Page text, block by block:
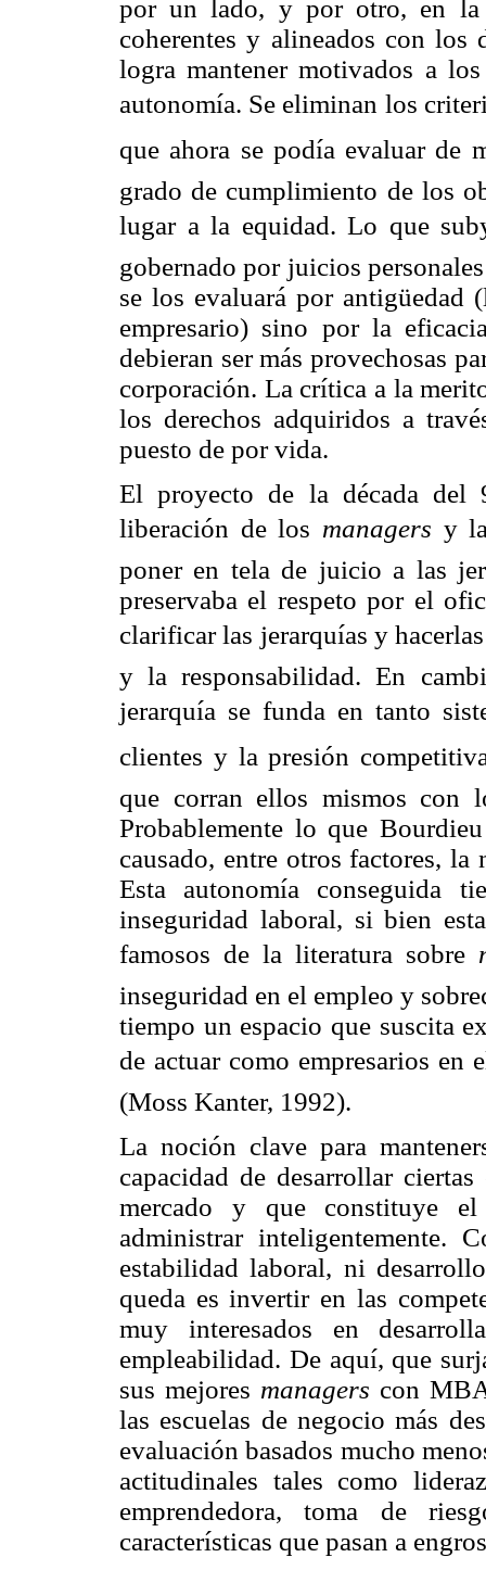
por un lado, y por otro, en la
coherentes y alineados con los
logra mantener motivados a
autonomía. Se eliminan los
que ahora se podía evaluar de
grado de cumplimiento de los
lugar a la equidad. Lo que
gobernado por juicios
se los evaluará por antigüedad
empresario) sino por la
debieran ser más provechosas
corporación. La crítica a la
los derechos adquiridos a
puesto de por vida.
El proyecto de la década
liberación de los managers y
poner en tela de juicio a las
preservaba el respeto por el
clarificar las jerarquías y hacerlas
y la responsabilidad. En
jerarquía se funda en tanto
clientes y la presión
que corran ellos mismos con
Probablemente lo que
causado, entre otros factores,
Esta autonomía conseguida
inseguridad laboral, si bien
famosos de la literatura sobre
inseguridad en el empleo y
tiempo un espacio que suscita
de actuar como empresarios en
(Moss Kanter, 1992).
La noción clave para
capacidad de desarrollar
mercado y que constituye
administrar inteligentemente.
estabilidad laboral, ni
queda es invertir en las
muy interesados en
empleabilidad. De aquí, que
sus mejores managers con
las escuelas de negocio más
evaluación basados mucho
actitudinales tales como
emprendedora, toma de
características que pasan a